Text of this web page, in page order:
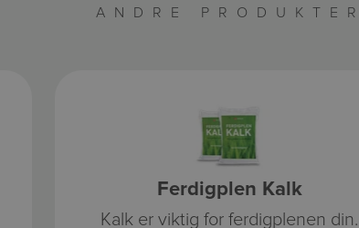
ANDRE PRODUKTER
Ferdigplen Kalk
Kalk er viktig for ferdigplenen din.